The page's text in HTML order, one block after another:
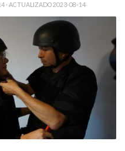
· ACTUALIZADO2023-08-14